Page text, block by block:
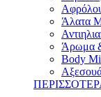
Άλατα
Άρωμα
Body